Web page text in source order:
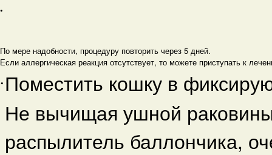
•
По мере надобности, процедуру повторить через 5 дней.
Если аллергическая реакция отсутствует, то можете приступать к
• Поместить кошку в
Не вычищая ушной
распылитель баллончика,